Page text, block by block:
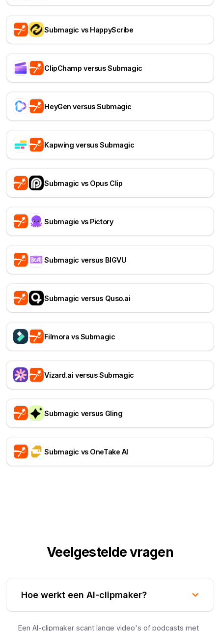
Submagic vs HappyScribe
ClipChamp versus Submagic
HeyGen versus Submagic
Kapwing versus Submagic
Submagic vs Opus Clip
Submagie vs Pictory
Submagic versus BIGVU
Submagic versus Quso.ai
Filmora vs Submagic
Vizard.ai versus Submagic
Submagic versus Gling
Submagic vs OneTake AI
Veelgestelde vragen
Hoe werkt een AI-clipmaker?
Een AI-clipmaker scant lange video's of podcasts met